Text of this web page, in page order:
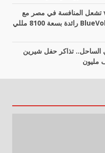
أكبر بطارية في تاريخ سلسلة vivo Y تشعل المنافسة في مصر مع
إطلاق vivo Y500، المزود ببطارية BlueVolt رائدة بسعة 8100 مللي
الساحل.. تذاكر حفل شيرين